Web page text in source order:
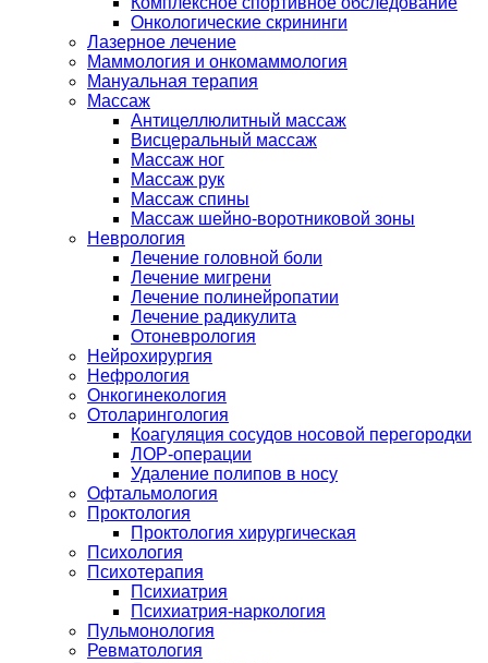
Онкологические скрининги
Лазерное лечение
Маммология и онкомаммология
Мануальная терапия
Массаж
Антицеллюлитный массаж
Висцеральный массаж
Массаж ног
Массаж рук
Массаж спины
Массаж шейно-воротниковой зоны
Неврология
Лечение головной боли
Лечение мигрени
Лечение полинейропатии
Лечение радикулита
Отоневрология
Нейрохирургия
Нефрология
Онкогинекология
Отоларингология
Коагуляция сосудов носовой перегородки
ЛОР-операции
Удаление полипов в носу
Офтальмология
Проктология
Проктология хирургическая
Психология
Психотерапия
Психиатрия
Психиатрия-наркология
Пульмонология
Ревматология